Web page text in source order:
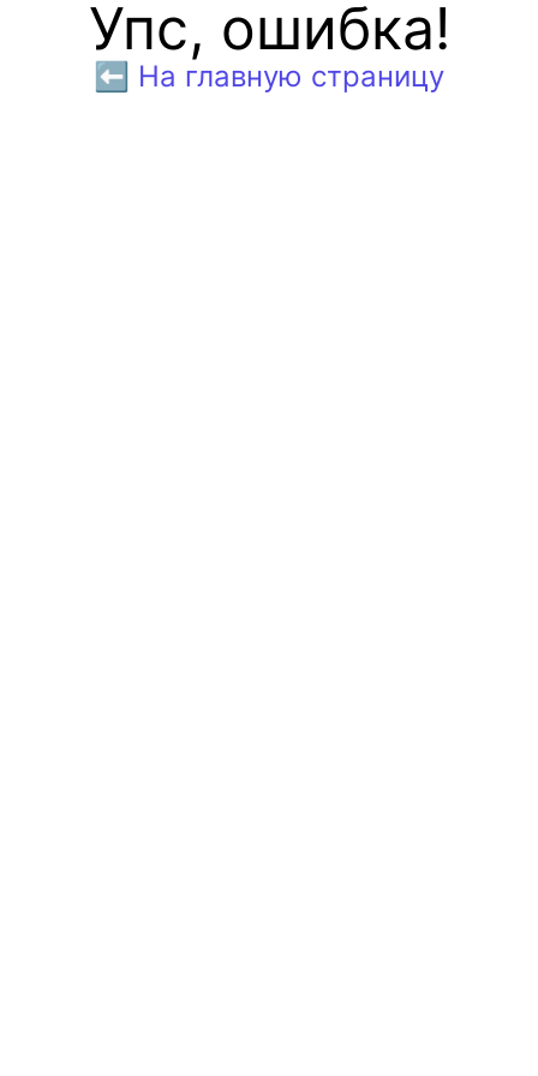
Упс, ошибка!
⬅️ На главную страницу